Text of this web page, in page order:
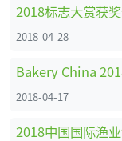
2018标志大赏获
2018-04-28
Bakery China
2018-04-17
2018中国国际渔